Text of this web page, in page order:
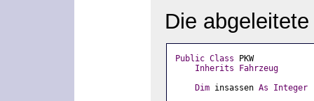
Die
Public Class PKW
Inherits
Fahrzeug
Dim insassen As
Integer